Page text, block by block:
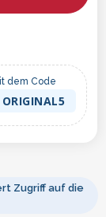
dem Code
ORIGINAL5
Zugriff auf die